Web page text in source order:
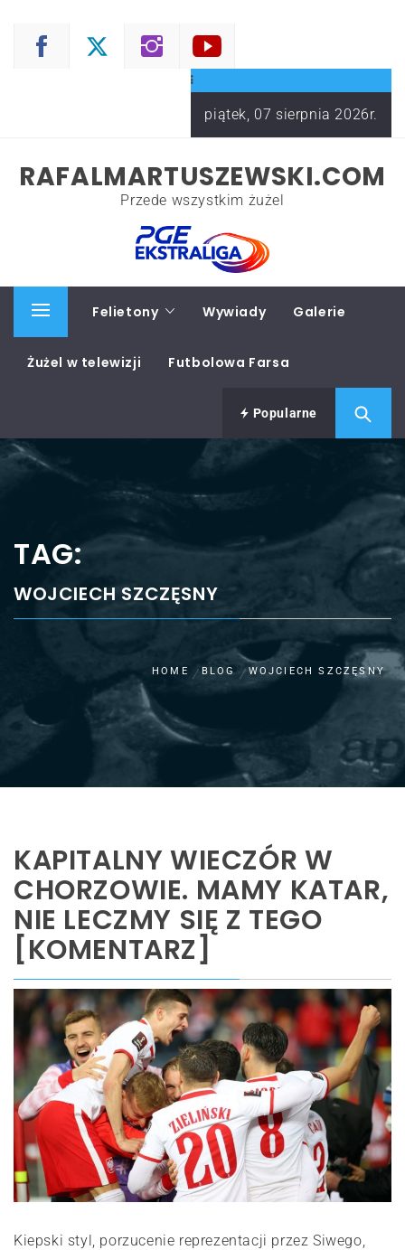
piątek, 07 sierpnia 2026r.
RAFALMARTUSZEWSKI.COM
Przede wszystkim żużel
Primary
Start Felietony Wywiady Galerie
Żużel w telewizji Futbolowa Farsa
Popularne
TAG:
WOJCIECH SZCZĘSNY
HOME BLOG WOJCIECH SZCZĘSNY
KAPITALNY WIECZÓR W
CHORZOWIE. MAMY KATAR,
NIE LECZMY SIĘ Z TEGO
[KOMENTARZ]
Kiepski styl, porzucenie reprezentacji przez Siwego,